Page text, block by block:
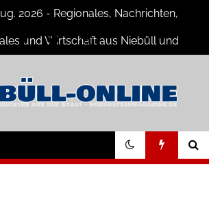
2026 - Regionales, Nachrichten,
und Wirtschaft aus Niebüll und
Online
und Nachrichten aus